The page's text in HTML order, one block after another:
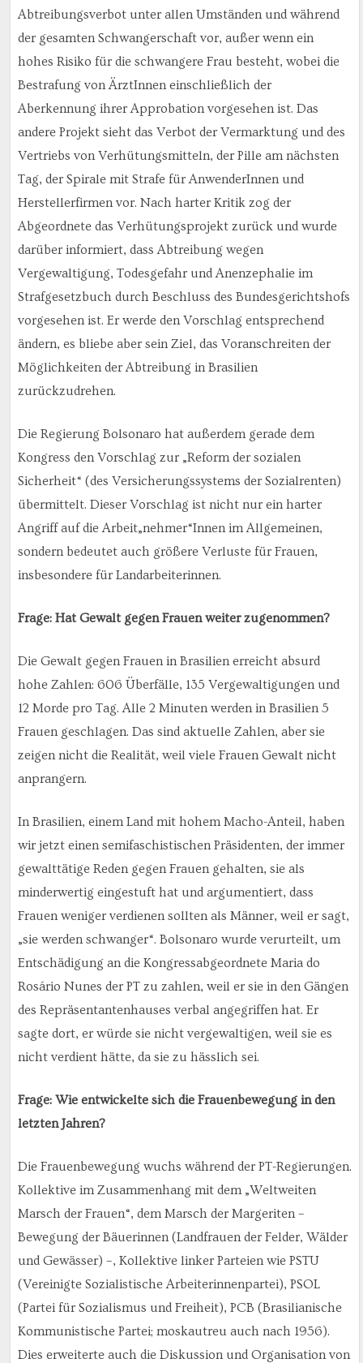
Abtreibungsverbot unter allen Umständen und während
der gesamten Schwangerschaft vor, außer wenn ein
hohes Risiko für die schwangere Frau besteht, wobei die
Bestrafung von ÄrztInnen einschließlich der
Aberkennung ihrer Approbation vorgesehen ist. Das
andere Projekt sieht das Verbot der Vermarktung und des
Vertriebs von Verhütungsmitteln, der Pille am nächsten
Tag, der Spirale mit Strafe für AnwenderInnen und
Herstellerfirmen vor. Nach harter Kritik zog der
Abgeordnete das Verhütungsprojekt zurück und wurde
darüber informiert, dass Abtreibung wegen
Vergewaltigung, Todesgefahr und Anenzephalie im
Strafgesetzbuch durch Beschluss des Bundesgerichtshofs
vorgesehen ist. Er werde den Vorschlag entsprechend
ändern, es bliebe aber sein Ziel, das Voranschreiten der
Möglichkeiten der Abtreibung in Brasilien
zurückzudrehen.
Die Regierung Bolsonaro hat außerdem gerade dem
Kongress den Vorschlag zur „Reform der sozialen
Sicherheit“ (des Versicherungssystems der Sozialrenten)
übermittelt. Dieser Vorschlag ist nicht nur ein harter
Angriff auf die Arbeit„nehmer“Innen im Allgemeinen,
sondern bedeutet auch größere Verluste für Frauen,
insbesondere für Landarbeiterinnen.
Frage: Hat Gewalt gegen Frauen weiter zugenommen?
Die Gewalt gegen Frauen in Brasilien erreicht absurd
hohe Zahlen: 606 Überfälle, 135 Vergewaltigungen und
12 Morde pro Tag. Alle 2 Minuten werden in Brasilien 5
Frauen geschlagen. Das sind aktuelle Zahlen, aber sie
zeigen nicht die Realität, weil viele Frauen Gewalt nicht
anprangern.
In Brasilien, einem Land mit hohem Macho-Anteil, haben
wir jetzt einen semifaschistischen Präsidenten, der immer
gewalttätige Reden gegen Frauen gehalten, sie als
minderwertig eingestuft hat und argumentiert, dass
Frauen weniger verdienen sollten als Männer, weil er sagt,
„sie werden schwanger“. Bolsonaro wurde verurteilt, um
Entschädigung an die Kongressabgeordnete Maria do
Rosário Nunes der PT zu zahlen, weil er sie in den Gängen
des Repräsentantenhauses verbal angegriffen hat. Er
sagte dort, er würde sie nicht vergewaltigen, weil sie es
nicht verdient hätte, da sie zu hässlich sei.
Frage: Wie entwickelte sich die Frauenbewegung in den
letzten Jahren?
Die Frauenbewegung wuchs während der PT-Regierungen.
Kollektive im Zusammenhang mit dem „Weltweiten
Marsch der Frauen“, dem Marsch der Margeriten –
Bewegung der Bäuerinnen (Landfrauen der Felder, Wälder
und Gewässer) –, Kollektive linker Parteien wie PSTU
(Vereinigte Sozialistische Arbeiterinnenpartei), PSOL
(Partei für Sozialismus und Freiheit), PCB (Brasilianische
Kommunistische Partei; moskautreu auch nach 1956).
Dies erweiterte auch die Diskussion und Organisation von